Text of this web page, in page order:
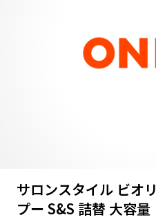
サロンスタイル ビオ
プー S&S 詰替 大容量